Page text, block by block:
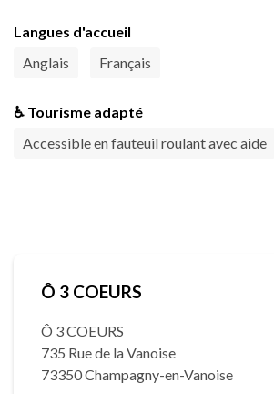
Langues d'accueil
Anglais
Français
♿ Tourisme adapté
Accessible en fauteuil roulant avec aide
Ô 3 COEURS
Ô 3 COEURS
735 Rue de la Vanoise
73350 Champagny-en-Vanoise